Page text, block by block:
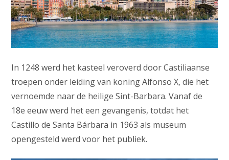
In 1248 werd het kasteel veroverd door Castiliaanse
troepen onder leiding van koning Alfonso X, die het
vernoemde naar de heilige Sint-Barbara. Vanaf de
18e eeuw werd het een gevangenis, totdat het
Castillo de Santa Bárbara in 1963 als museum
opengesteld werd voor het publiek.